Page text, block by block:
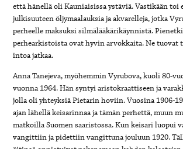
että hänellä oli Kauniaisissa ystäviä. Vastikään toi
julkisuuteen öljymaalauksia ja akvarelleja, jotka
perheelle maksuksi silmälääkärikäynnistä.
perhearkistoista ovat hyvin arvokkaita. Ne tuovat
intoa jatkaa.
Anna Tanejeva, myöhemmin Vyrubova, kuoli 80-
vuonna 1964. Hän syntyi aristokraattiseen ja
jolla oli yhteyksiä Pietarin hoviin. Vuosina 1906-
ajan lähellä keisarinnaa ja tämän perhettä, muun
matkoilla Suomen saaristossa. Kun keisari luopui
vangittiin ja pidettiin vangittuna jouluun 1920.